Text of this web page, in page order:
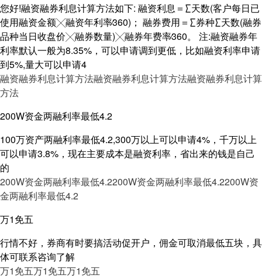
您好!融资融券利息计算方法如下: 融资利息＝∑天数(客户每日已
使用融资金额╳融资年利率∕360)； 融券费用＝∑券种∑天数(融券
品种当日收盘价╳融券数量)╳融券年费率∕360。 注:融资融券年
利率默认一般为8.35%，可以申请调到更低，比如融资利率申请
到5%,量大可以申请4
融资融券利息计算方法融资融券利息计算方法融资融券利息计算
方法
200W资金两融利率最低4.2
100万资产两融利率最低4.2,300万以上可以申请4%，千万以上
可以申请3.8%，现在主要成本是融资利率，省出来的钱是自己
的
200W资金两融利率最低4.2200W资金两融利率最低4.2200W资
金两融利率最低4.2
万1免五
行情不好，券商有时要搞活动促开户，佣金可取消最低五块，具
体可联系咨询了解
万1免五万1免五万1免五